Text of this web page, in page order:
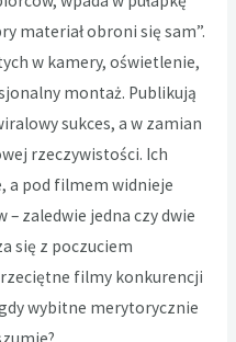
materiał obroni się sam”.
w kamery, oświetlenie,
montaż. Publikują
sukces, a w zamian
rzeczywistości. Ich
a pod filmem widnieje
zaledwie jedna czy dwie
się z poczuciem
filmy konkurencji
wybitne merytorycznie